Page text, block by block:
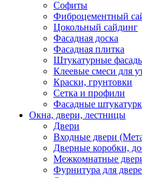
Софиты
Фиброцементный
Цокольный сайдинг
Фасадная доска
Фасадная плитка
Штукатурные
Клеевые смеси для
Краски, грунтовки
Сетка и профили
Фасадные
Окна, двери, лестницы
Двери
Входные двери
Дверные коробки,
Межкомнатные
Фурнитура для